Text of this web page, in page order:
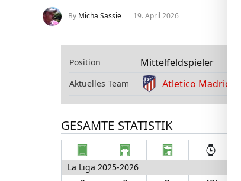
By Micha Sassie 19. April 2026
Position Mittelfeldspieler
Aktuelles Team Atletico Madrid
GESAMTE STATISTIK
La Liga 2025-2026